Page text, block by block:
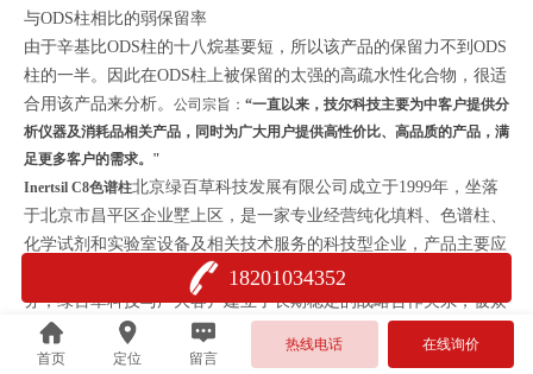
与ODS柱相比的弱保留率
由于辛基比ODS柱的十八烷基要短，所以该产品的保留力不到ODS
柱的一半。因此在ODS柱上被保留的太强的高疏水性化合物，很适
合用该产品来分析。 公司宗旨： “一直以来，技尔科技主要为中客户提供分
析仪器及消耗品相关产品，同时为广大用户提供高性价比、高品质的产品，满
足更多客户的需求。"
Inertsil C8色谱柱北京绿百草科技发展有限公司成立于1999年，坐落
于北京市昌平区企业墅上区，是一家专业经营纯化填料、色谱柱、
化学试剂和实验室设备及相关技术服务的科技型企业，产品主要应
用于制药、生物、食品、环境和农业等领域。凭借较好的产品和服
务，绿百草科技与广大客户建立了长期稳定的战略合作关系，被众
多企业和科研机构认定为“供应商"，得到了政府部门的关怀和有力
支持。
18201034352
首页 定位 留言
热线电话 在线询价